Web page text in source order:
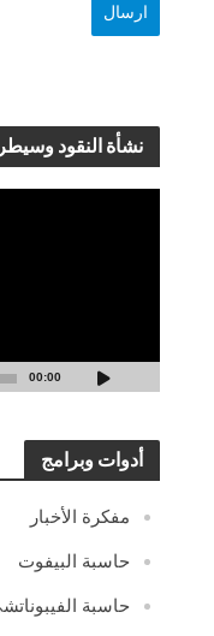
نشأة النقود
00:00
أدوات وبرامج
مفكرة الأخبار
حاسبة البيفوت
حاسبة